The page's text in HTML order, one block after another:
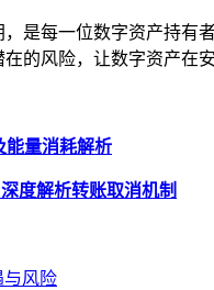
是每一位数字资产持
的风险，让数字资产在
能量消耗解析
度解析转账取消机制